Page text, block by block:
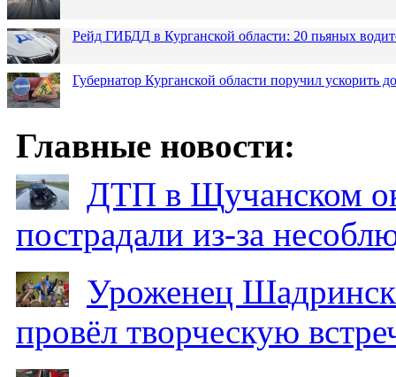
Рейд ГИБДД в Курганской области: 20 пьяных
Губернатор Курганской области поручил ускорить
Главные новости:
ДТП в Щучанском
пострадали из-за
Уроженец
провёл творческую